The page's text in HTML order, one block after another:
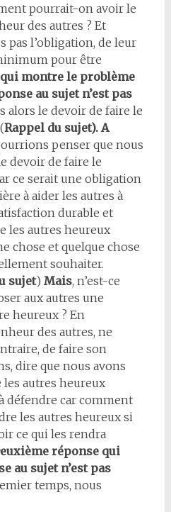
pourrait-on avoir le
des autres ? Et
pas l’obligation, de leur
pour être
montre le problème
au sujet n’est pas
alors le devoir de faire le
Rappel du sujet). A
penser que nous
devoir de faire le
ce serait une obligation
à aider les autres à
durable et
les autres heureux
chose et quelque chose
souhaiter.
sujet) Mais, n’est-ce
aux autres une
heureux ? En
des autres, ne
de faire son
dire que nous avons
autres heureux
défendre car comment
les autres heureux si
ce qui les rendra
réponse qui
au sujet n’est pas
temps, nous